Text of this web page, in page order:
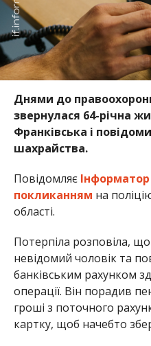
Днями до
звернулася 64-річна
Франківська і
шахрайства.
Повідомляє
покликанням на
області.
Потерпіла розповіла,
невідомий чоловік та
банківським рахунком
операції. Він порадив
гроші з поточного
картку, щоб начебто